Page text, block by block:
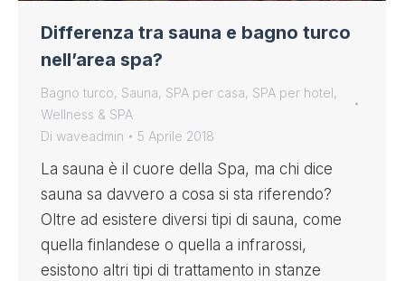
Differenza tra sauna e bagno turco
nell’area spa?
Bagno turco, Sauna, SPA per casa, SPA per hotel,
Wellness & SPA
Di waveadmin 5 Aprile 2018
La sauna è il cuore della Spa, ma chi dice
sauna sa davvero a cosa si sta riferendo?
Oltre ad esistere diversi tipi di sauna, come
quella finlandese o quella a infrarossi,
esistono altri tipi di trattamento in stanze